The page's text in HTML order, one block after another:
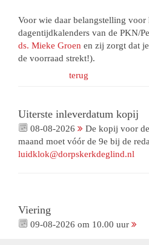
Voor wie daar belangstelling
dagentijdkalenders van de PKN/
ds. Mieke Groen en zij zorgt dat
de voorraad strekt!).
terug
Uiterste inleverdatum kopij
08-08-2026
De kopij voor
maand moet vóór de 9e bij de
luidklok@dorpskerkdeglind.nl
Viering
09-08-2026 om 10.00 uur